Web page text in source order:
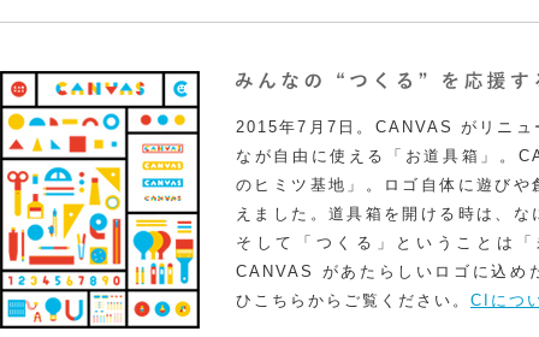
2015年7月7日。CANVAS がリニュ
なが自由に使える「お道具箱」。
のヒミツ基地」。ロゴ自体に遊び
えました。道具箱を開ける時は、
そして「つくる」ということは
CANVAS があたらしいロゴに込め
ひこちらからご覧ください。 CIにつ